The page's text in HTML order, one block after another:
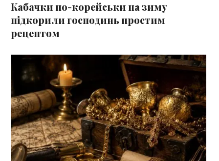
Кабачки по-корейськи на зиму
підкорили господинь простим
рецептом